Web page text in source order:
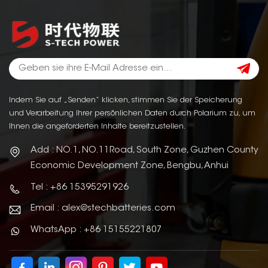
Indem Sie auf „Senden“ klicken, stimmen Sie der Speicherung
und Verarbeitung Ihrer persönlichen Daten durch Polarium zu, um
Ihnen die angeforderten Inhalte bereitzustellen.
Add : NO.1, NO.11Road, South Zone, Guzhen County
Economic Development Zone, Bengbu, Anhui
Tel : +86 15395291926
Email : alex@stechbatteries.com
WhatsApp : +86 15155221807